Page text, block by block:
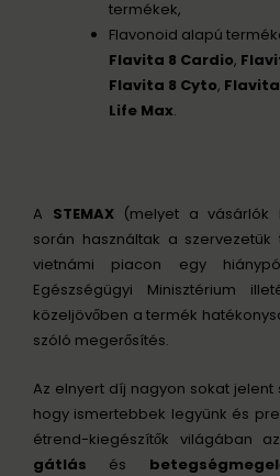
termékek,
Flavonoid alapú
Flavita 8 Cardio,
Flavita 8 Cyto,
Life Max.
A STEMAX(melyet a vásárlók
során használtak a
vietnámi piacon egy
Egészségügyi Minisztérium
közeljövőben a termék
szóló megerősítés.
Az elnyert díj nagyon sokat jelent
hogy ismertebbek legyünk és
étrend-kiegészítők világában az
gátlás és